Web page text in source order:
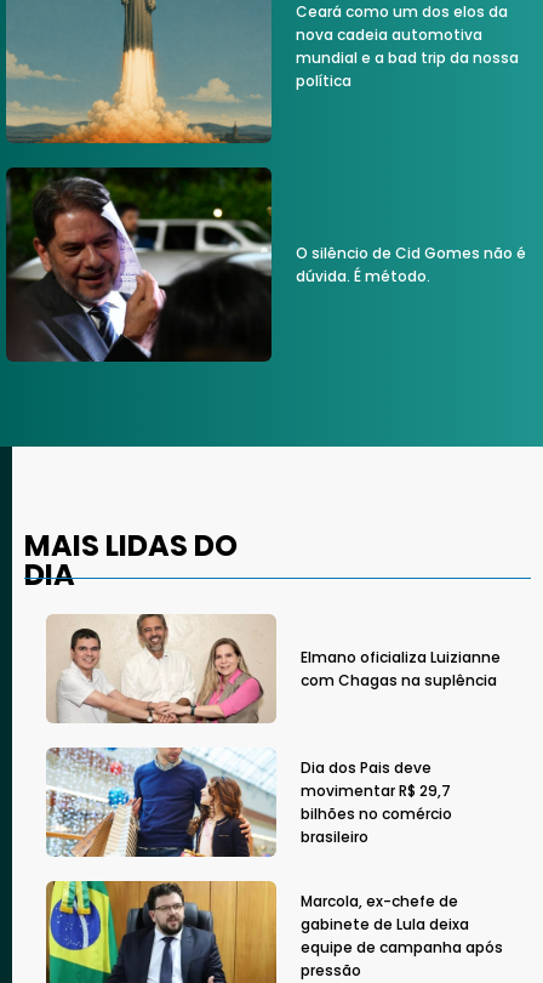
Ceará como um dos elos da
nova cadeia automotiva
mundial e a bad trip da nossa
política
O silêncio de Cid Gomes não é
dúvida. É método.
MAIS LIDAS DO
DIA
Elmano oficializa Luizianne
com Chagas na suplência
Dia dos Pais deve
movimentar R$ 29,7
bilhões no comércio
brasileiro
Marcola, ex-chefe de
gabinete de Lula deixa
equipe de campanha após
pressão